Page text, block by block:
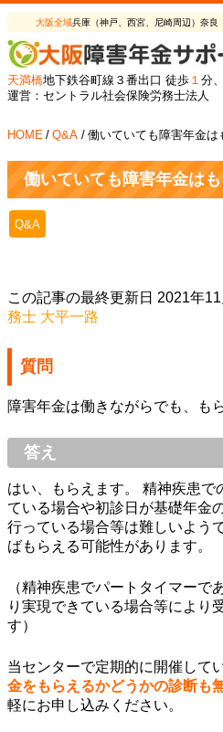
大阪全域兵庫（神戸、西宮、尼崎周辺）奈良
天満橋地下鉄谷町線３番出口 徒歩 １ 分
運営：セントラル社会保険労務士法人
HOME / Q&A / 働いていても障害年金は
働いていても障害年金は
Q&A
この記事の最終更新日 2021年
務士 大平一路
質問
障害年金は働きながらでも、も
答え
はい、もらえます。 精神疾患で
ている場合や初診日が基礎年金
行っている場合等は難しいよう
ばもらえる可能性があります。
（精神疾患でパートタイマーで
り実現できている場合等により
す）
当センターで定期的に開催して
金をもらえるかどうかの診断も
軽にお申し込みください。